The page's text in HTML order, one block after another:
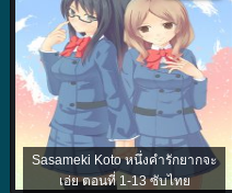
Sasameki Koto หนึ่งคำรักยากจะ
เอ่ย ตอนที่ 1-13 ซับไทย